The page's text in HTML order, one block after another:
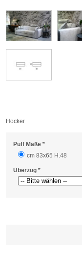
Hocker
Puff Maße *
cm 83x65 H.48
Überzug *